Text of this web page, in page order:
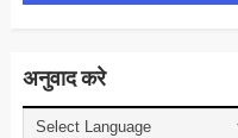
अनुवाद करे